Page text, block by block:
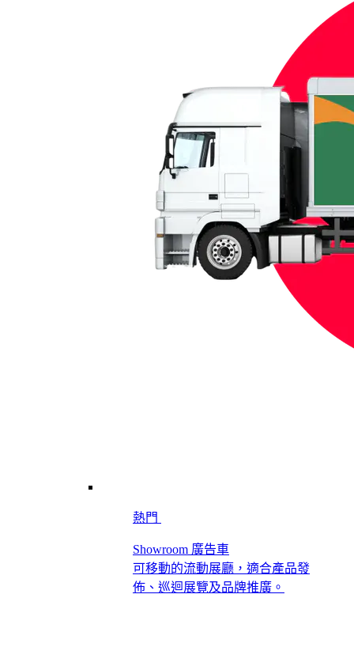
熱門
Showroom 廣告車
可移動的流動展廳，適合產品發
佈、巡迴展覽及品牌推廣。